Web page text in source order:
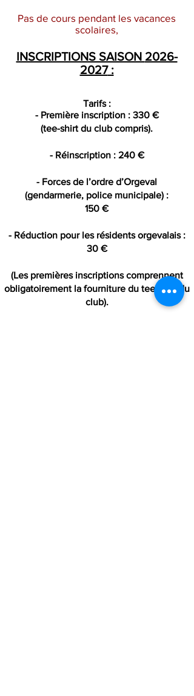
Pas de cours pendant les vacances
scolaires,
INSCRIPTIONS SAISON 2026-
2027:
Tarifs :
- Première inscription : 330 €
(tee-shirt du club compris).
- Réinscription : 240 €
- Forces de l’ordre d’Orgeval
(gendarmerie, police municipale) :
150 €
- Réduction pour les résidents orgevalais :
30 €
(Les premières inscriptions comprennent
obligatoirement la fourniture du tee-shirt du
club).